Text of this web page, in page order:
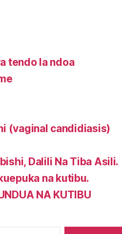
tendo la ndoa
(vaginal candidiasis)
Dalili Na Tiba Asili.
na kutibu.
NA KUTIBU